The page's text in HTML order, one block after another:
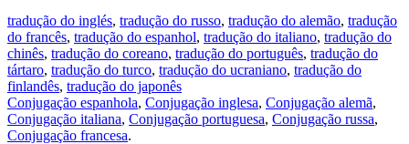
tradução do inglés, tradução do russo, tradução do alemão, tradução
do francês, tradução do espanhol, tradução do italiano, tradução do
chinês, tradução do coreano, tradução do português, tradução do
tártaro, tradução do turco, tradução do ucraniano, tradução do
finlandês, tradução do japonês
Conjugação espanhola, Conjugação inglesa, Conjugação alemã,
Conjugação italiana, Conjugação portuguesa, Conjugação russa,
Conjugação francesa.